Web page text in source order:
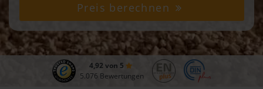
Preis berechnen
4,92 von 5
5.076 Bewertungen